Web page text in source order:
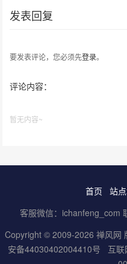
发表回复
要发表评论，您必须先登录。
评论内容：
暂无内容~
首页 站
客服微信：ichanfeng_com
Copyright © 2009-2026 禅风网
安备44030402004410号
互联